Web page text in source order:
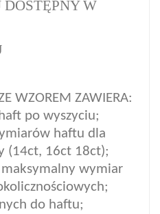
W
WZOREM ZAWIERA:
po wyszyciu;
haftu dla
(14ct, 16ct 18ct);
wymiar
do haftu;